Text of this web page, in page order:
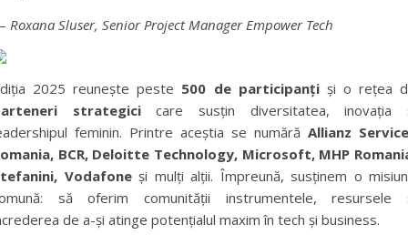
Roxana Sluser, Senior Project Manager Empower Tech
2025 reunește peste 500 de participanțiși o rețea
strategicicare susțin diversitatea, inovația
feminin. Printre aceștia se numără Allianz
BCR, Deloitte Technology, Microsoft, MHP
Vodafoneși mulți alții. Împreună, susținem o
să oferim comunității instrumentele, resursele
de a-și atinge potențialul maxim în tech și business.